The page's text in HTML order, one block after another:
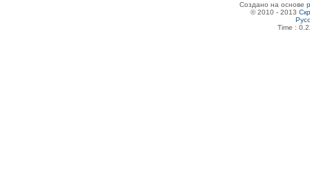
Создано на основе
© 2010 - 2013
Time :